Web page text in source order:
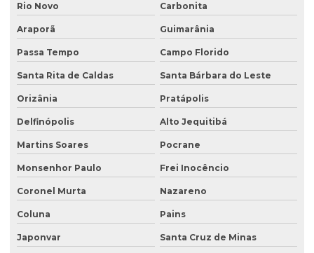
Rio Novo Carbonita
Araporã Guimarânia
Passa Tempo Campo Florido
Santa Rita de Caldas Santa Bárbara do Leste
Orizânia Pratápolis
Delfinópolis Alto Jequitibá
Martins Soares Pocrane
Monsenhor Paulo Frei Inocêncio
Coronel Murta Nazareno
Coluna Pains
Japonvar Santa Cruz de Minas